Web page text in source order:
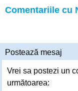
Comentariile cu
Postează mesaj
Vrei sa postezi un
următoarea: